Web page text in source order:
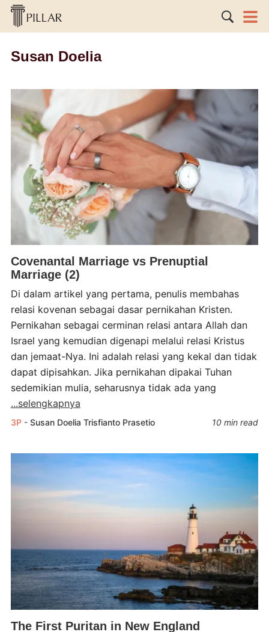
Susan Doelia
Covenantal Marriage vs Prenuptial
Marriage (2)
Di dalam artikel yang pertama, penulis membahas
relasi kovenan sebagai dasar pernikahan Kristen.
Pernikahan sebagai cerminan relasi antara Allah dan
Israel yang kemudian digenapi melalui relasi Kristus
dan jemaat-Nya. Ini adalah relasi yang kekal dan tidak
dapat dipisahkan. Jika pernikahan dipakai Tuhan
sedemikian mulia, seharusnya tidak ada yang
...selengkapnya
3P - Susan Doelia Trisfianto Prasetio 10 min read
The First Puritan in New England